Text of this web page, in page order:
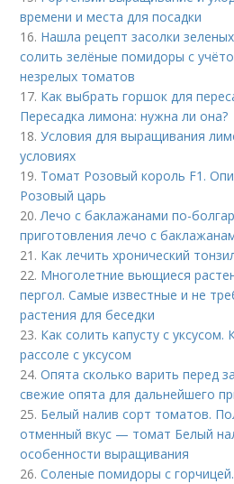
времени и места для посадки
16. Нашла рецепт засолки
солить зелёные помидоры с
незрелых томатов
17. Как выбрать горшок для
Пересадка лимона: нужна ли она?
18.Условия для выращивания
условиях
19. Томат Розовый король F1.
Розовый царь
20.Лечо с баклажанами по-
приготовления лечо с
21. Как лечить хронический
22. Многолетние вьющиеся
пергол. Самые известные и не
растения для беседки
23. Как солить капусту с уксусом.
рассоле с уксусом
24.Опята сколько варить перед
свежие опята для дальнейшего
25. Белый налив сорт томатов.
отменный вкус — томат Белый
особенности выращивания
26.Соленые помидоры с